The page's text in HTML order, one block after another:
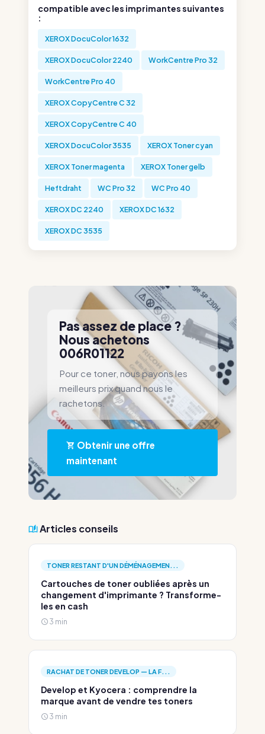
compatible avec les imprimantes suivantes
:
XEROX DocuColor 1632
XEROX DocuColor 2240 WorkCentre Pro 32
WorkCentre Pro 40
XEROX CopyCentre C 32
XEROX CopyCentre C 40
XEROX DocuColor 3535 XEROX Toner cyan
XEROX Toner magenta XEROX Toner gelb
Heftdraht WC Pro 32 WC Pro 40
XEROX DC 2240 XEROX DC 1632
XEROX DC 3535
Pas assez de place ?
Nous achetons
006R01122
Pour ce toner, nous payons les
meilleurs prix quand nous le
rachetons.
Obtenir une offre
maintenant
Articles conseils
TONER RESTANT D'UN DÉMÉNAGEMEN...
Cartouches de toner oubliées après un
changement d'imprimante ? Transforme-
les en cash
3 min
RACHAT DE TONER DEVELOP — LA F...
Develop et Kyocera : comprendre la
marque avant de vendre tes toners
3 min